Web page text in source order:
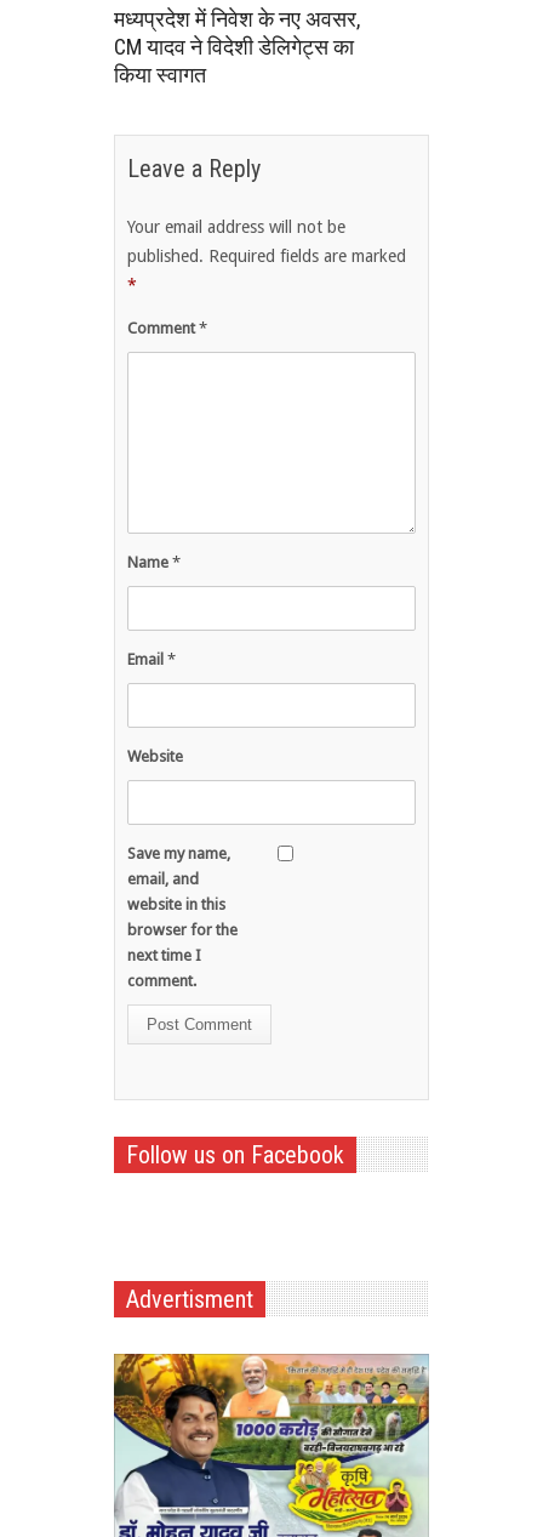
मध्यप्रदेश में निवेश के नए अवसर,
CM यादव ने विदेशी डेलिगेट्स का
किया स्वागत
Leave a Reply
Your email address will not be
published. Required fields are marked
*
Comment*
Name *
Email *
Website
Save my name,
email, and
website in this
browser for the
next time I
comment.
Follow us on Facebook
Advertisment